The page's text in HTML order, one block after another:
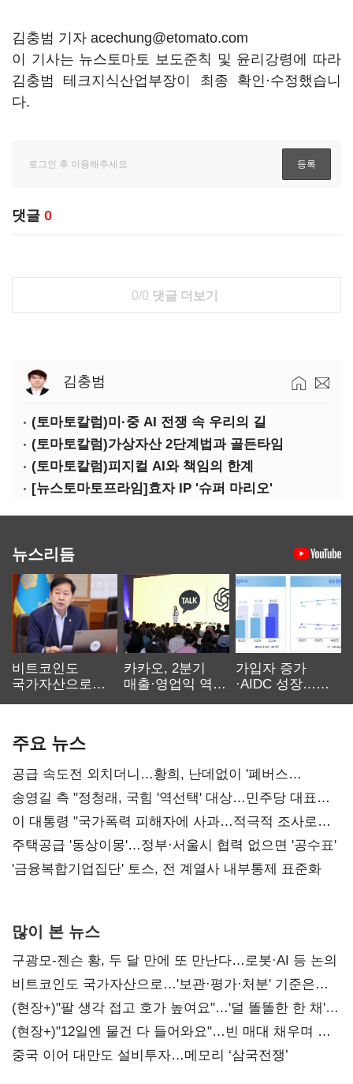
김충범 기자 acechung@etomato.com
이 기사는 뉴스토마토 보도준칙 및 윤리강령에 따라
김충범 테크지식산업부장이 최종 확인·수정했습니
다.
댓글 0
0/0 댓글 더보기
김충범
(토마토칼럼)미·중 AI 전쟁 속 우리의 길
(토마토칼럼)가상자산 2단계법과 골든타임
(토마토칼럼)피지컬 AI와 책임의 한계
[뉴스토마토프라임]효자 IP '슈퍼 마리오'
뉴스리듬
비트코인도
국가자산으로…'
카카오, 2분기
매출·영업익 역대
가입자 증가
·AIDC 성장…
주요 뉴스
공급 속도전 외치더니…황희, 난데없이 '폐버스
리모델링' 제안
송영길 측 "정청래, 국힘 '역선택' 대상…민주당 대표로
총선 지휘 못해"
이 대통령 "국가폭력 피해자에 사과…적극적 조사로
진실 밝혀야"
주택공급 '동상이몽'…정부·서울시 협력 없으면 '공수표'
'금융복합기업집단' 토스, 전 계열사 내부통제 표준화
많이 본 뉴스
구광모-젠슨 황, 두 달 만에 또 만난다…로봇·AI 등 논의
비트코인도 국가자산으로…'보관·평가·처분' 기준은
숙제
(현장+)"팔 생각 접고 호가 높여요"…'덜 똘똘한 한 채'
20억 키맞추기
(현장+)"12일엔 물건 다 들어와요"…빈 매대 채우며 문
연 홈플러스
중국 이어 대만도 설비투자…메모리 ‘삼국전쟁’